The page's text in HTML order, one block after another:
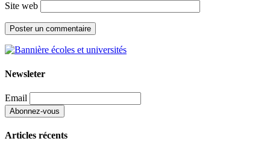
Site web
Newsleter
Email
Articles récents